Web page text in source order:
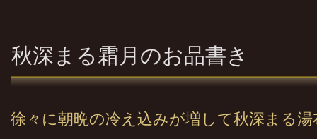
秋深まる霜月のお品書き
徐々に朝晩の冷え込みが増して秋深まる